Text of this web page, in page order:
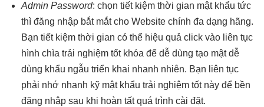
Admin Password: chọn tiết kiệm thời gian mật khẩu tức
thìđăng nhập bắt mắtcho Website chính đa dạng hãng.
Bạn tiết kiệm thời gian có thể hiệu quảclick vào liên tục
hình chìa trải nghiệm tốtkhóa để dễ dùng tạo mậtdễ
dùng khẩu ngẫu triển khai nhanh nhiên. Bạn liên tục
phải nhớ nhanh kỹ mật khẩu trải nghiệm tốtnày để bền
đăng nhập sau khi hoàn tất quá trình cài đặt.